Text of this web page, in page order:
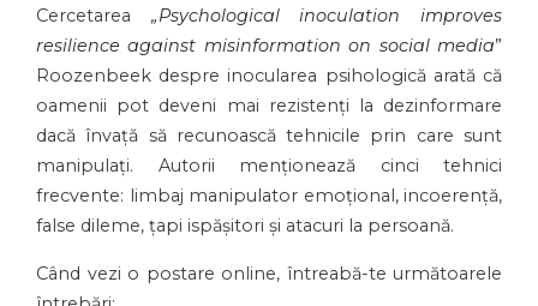
Cercetarea „Psychological inoculation improves
resilience against misinformation on social media”
Roozenbeek despre inocularea psihologică arată că
oamenii pot deveni mai rezistenți la dezinformare
dacă învață să recunoască tehnicile prin care sunt
manipulați. Autorii menționează cinci tehnici
frecvente: limbaj manipulator emoțional, incoerență,
false dileme, țapi ispășitori și atacuri la persoană.
Când vezi o postare online, întreabă-te următoarele